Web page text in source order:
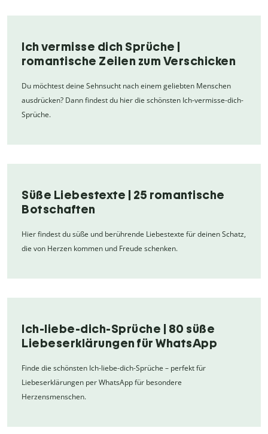
Ich vermisse dich Sprüche |
romantische Zeilen zum Verschicken
Du möchtest deine Sehnsucht nach einem geliebten Menschen
ausdrücken? Dann findest du hier die schönsten Ich-vermisse-dich-
Sprüche.
Süße Liebestexte | 25 romantische
Botschaften
Hier findest du süße und berührende Liebestexte für deinen Schatz,
die von Herzen kommen und Freude schenken.
Ich-liebe-dich-Sprüche | 80 süße
Liebeserklärungen für WhatsApp
Finde die schönsten Ich-liebe-dich-Sprüche – perfekt für
Liebeserklärungen per WhatsApp für besondere
Herzensmenschen.